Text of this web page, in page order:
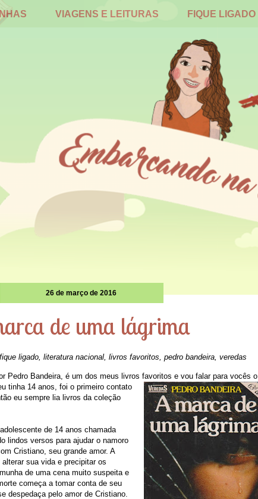
VIAGENS E LEITURAS FIQUE LIGADO
26 de março de 2016
de uma lágrima
fique ligado, literatura nacional, livros favoritos, pedro bandeira, veredas
Pedro Bandeira, é um dos meus livros favoritos e vou falar para vocês o
tinha 14 anos, foi o primeiro contato
eu sempre lia livros da coleção
de 14 anos chamada
lindos versos para ajudar o namoro
Cristiano, seu grande amor. A
sua vida e precipitar os
de uma cena muito suspeita e
começa a tomar conta de seu
despedaça pelo amor de Cristiano.